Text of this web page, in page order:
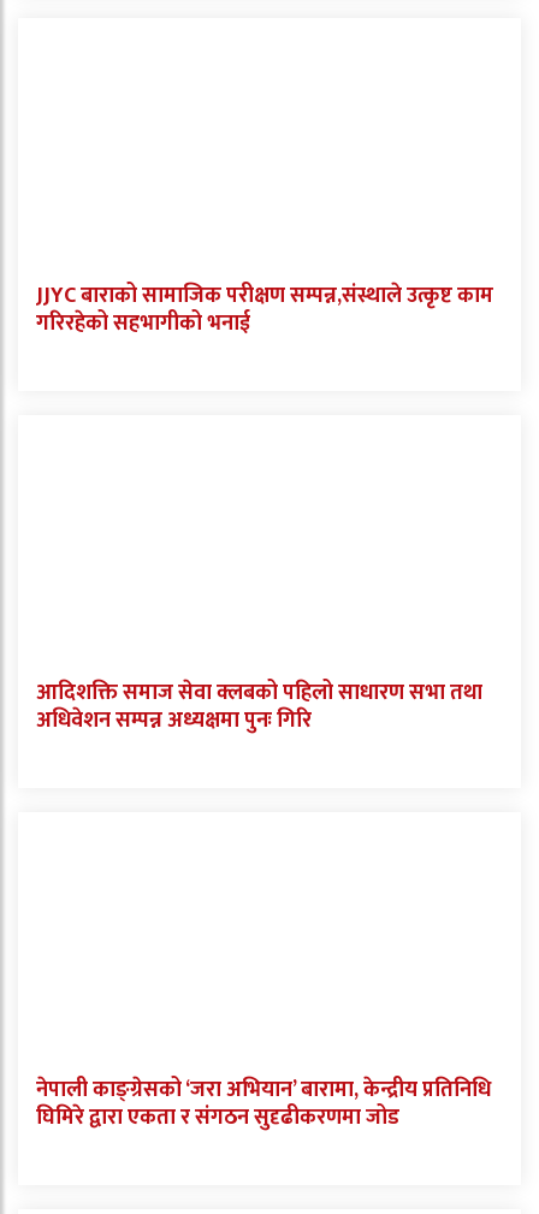
JJYC बाराको सामाजिक परीक्षण सम्पन्न,संस्थाले उत्कृष्ट काम
गरिरहेको सहभागीको भनाई
आदिशक्ति समाज सेवा क्लबको पहिलो साधारण सभा तथा
अधिवेशन सम्पन्न अध्यक्षमा पुनः गिरि
नेपाली काङ्ग्रेसको ‘जरा अभियान’ बारामा, केन्द्रीय प्रतिनिधि
घिमिरे द्वारा एकता र संगठन सुदृढीकरणमा जोड